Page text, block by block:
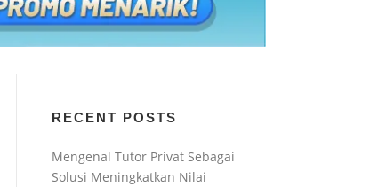
RECENT POSTS
Mengenal Tutor Privat Sebagai
Solusi Meningkatkan Nilai